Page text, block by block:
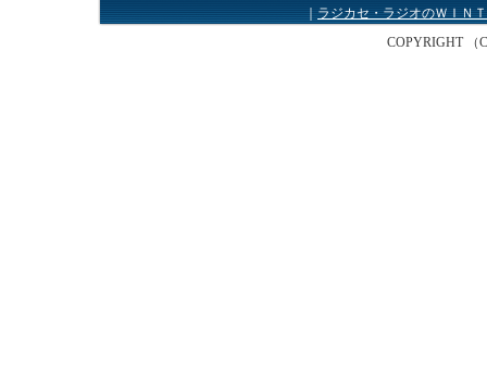
｜ラジカセ・ラジオのＷＩＮ
COPYRIGHT （